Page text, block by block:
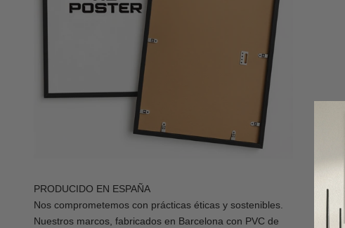
PRODUCIDO EN ESPAÑA
Nos comprometemos con prácticas éticas y sostenibles.
Nuestros marcos, fabricados en Barcelona con PVC de